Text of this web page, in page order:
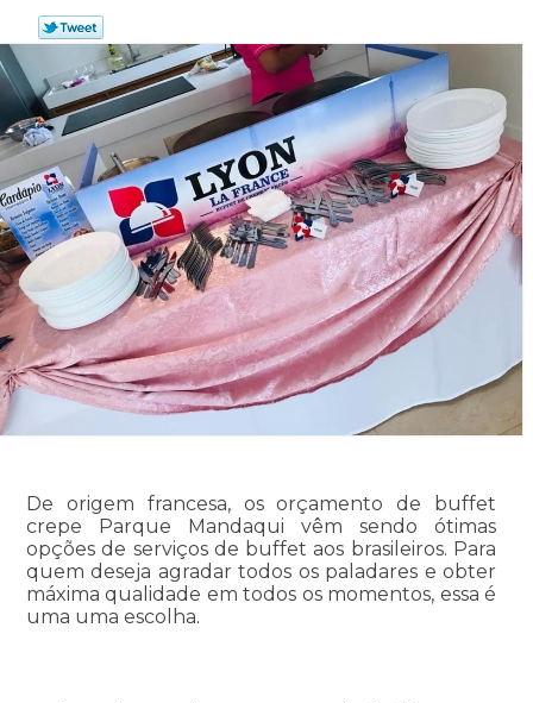
De origem francesa, os orçamento de buffet
crepe Parque Mandaqui vêm sendo ótimas
opções de serviços de buffet aos brasileiros. Para
quem deseja agradar todos os paladares e obter
máxima qualidade em todos os momentos, essa é
uma uma escolha.